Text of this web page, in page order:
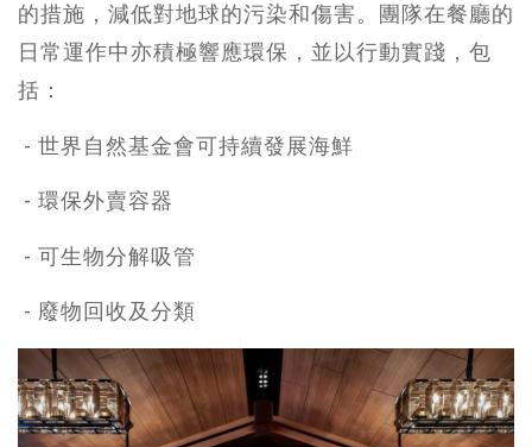
的措施，減低對地球的污染和傷害。團隊在餐廳的
日常運作中亦積極響應環保，並以行動實踐，包
括：
- 世界自然基金會可持續發展海鮮
- 環保外賣容器
- 可生物分解吸管
- 廢物回收及分類